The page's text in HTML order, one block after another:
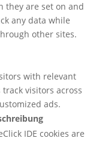
they are set on and
any data while
other sites.
with relevant
visitors across
ads.
IDE cookies are